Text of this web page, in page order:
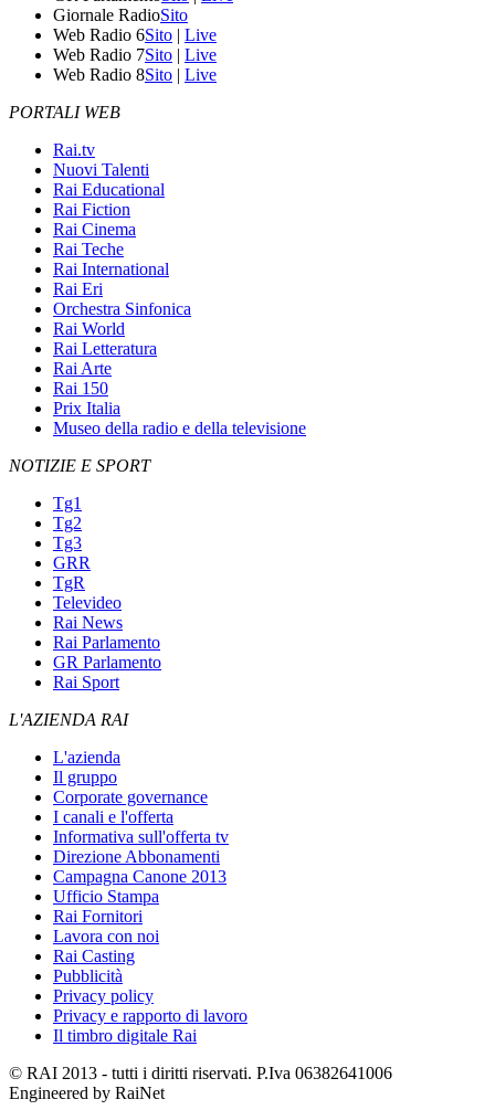
Giornale RadioSito
Web Radio 6Sito | Live
Web Radio 7Sito | Live
Web Radio 8Sito | Live
PORTALI WEB
Rai.tv
Nuovi Talenti
Rai Educational
Rai Fiction
Rai Cinema
Rai Teche
Rai International
Rai Eri
Orchestra Sinfonica
Rai World
Rai Letteratura
Rai Arte
Rai 150
Prix Italia
Museo della radio e della televisione
NOTIZIE E SPORT
Tg1
Tg2
Tg3
GRR
TgR
Televideo
Rai News
Rai Parlamento
GR Parlamento
Rai Sport
L'AZIENDA RAI
L'azienda
Il gruppo
Corporate governance
I canali e l'offerta
Informativa sull'offerta tv
Direzione Abbonamenti
Campagna Canone 2013
Ufficio Stampa
Rai Fornitori
Lavora con noi
Rai Casting
Pubblicità
Privacy policy
Privacy e rapporto di lavoro
Il timbro digitale Rai
© RAI 2013 - tutti i diritti riservati. P.Iva 06382641006
Engineered by RaiNet